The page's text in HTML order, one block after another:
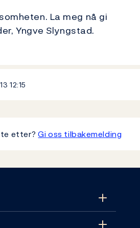
La meg nå gi
Yngve Slyngstad.
12:15
etter?Gi oss tilbakemelding